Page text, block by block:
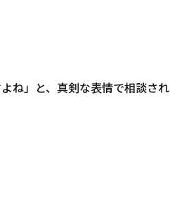
ね」と、真剣な表情で相談され